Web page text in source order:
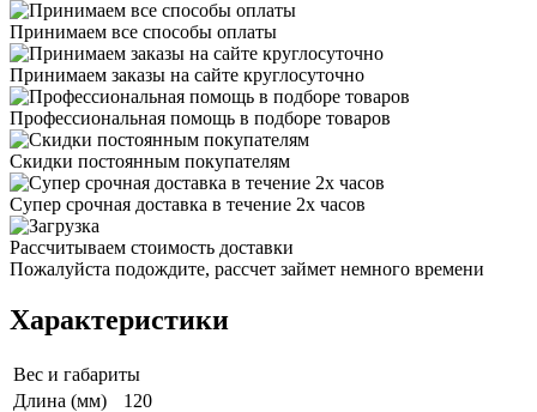
Принимаем все способы оплаты
Принимаем заказы на сайте круглосуточно
Профессиональная помощь в подборе товаров
Скидки постоянным покупателям
Супер срочная доставка в течение 2х часов
Рассчитываем стоимость доставки
Пожалуйста подождите, рассчет займет немного времени
Характеристики
Вес и габариты
Длина (мм)
120